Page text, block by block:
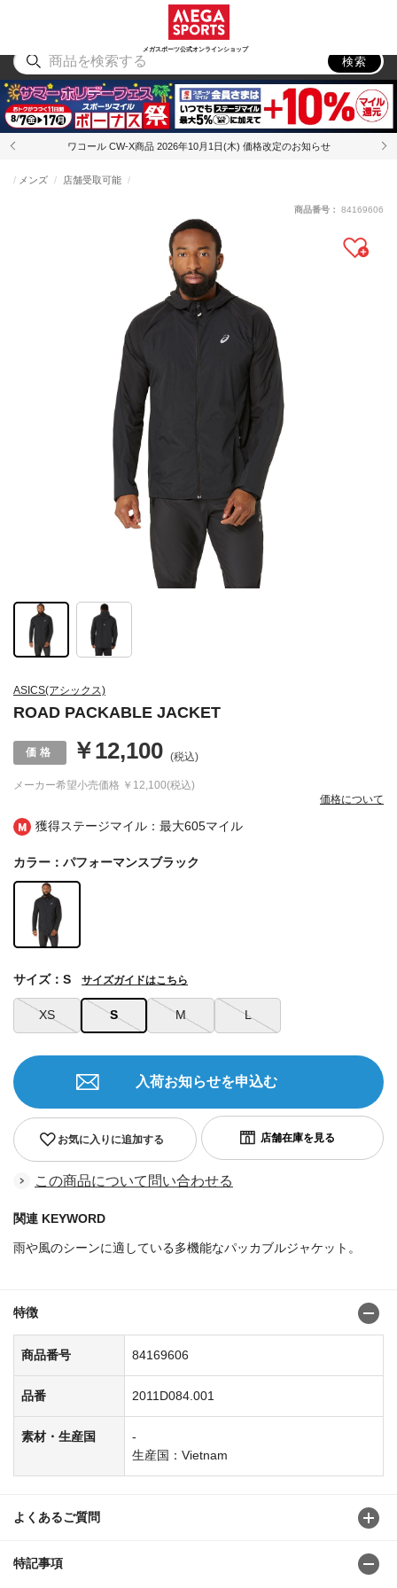
メガスポーツ公式オンラインショップ
アウトドア
検索
ワコール CW-X商品 2026年10月1日(木) 価格改定のお知らせ
獲得ステージマイル：最大605マイル
ASICS(アシックス)
ROAD PACKABLE JACKET
メンズ 店舗受取可能
メーカー希望小売価格 ￥12,100(税込)
￥12,100 (税込)
価格について
商品番号： 84169606
カラー：パフォーマンスブラック
XS S M L
サイズ：S サイズガイドはこちら
お気に入りに追加する
入荷お知らせを申込む
この商品について問い合わせる
関連 KEYWORD
雨や風のシーンに適している多機能なパッカブルジャケット。
特徴
商品番号 84169606
品番 2011D084.001
素材・生産国
-
生産国：Vietnam
よくあるご質問
特記事項